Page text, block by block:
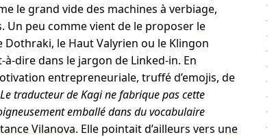
le grand vide des machines à verbiage,
Un peu comme vient de le proposer le
le Haut Valyrien ou le Klingon
à-dire dans le jargon de Linked-in. En
entrepreneuriale, truffé d’emojis, de
traducteur de Kagi ne fabrique pas cette
emballé dans du vocabulaire
Vilanova. Elle pointait d’ailleurs vers une